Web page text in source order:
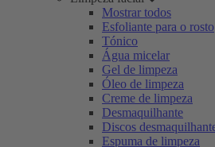
Mostrar todos
Esfoliante para o rosto
Tónico
Água micelar
Gel de limpeza
Óleo de limpeza
Creme de limpeza
Desmaquilhante
Discos
Espuma de limpeza